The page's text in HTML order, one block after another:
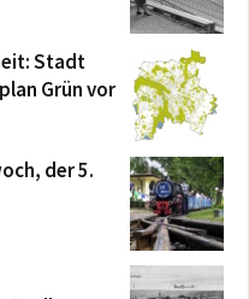
Stadt
Grün vor
der 5.